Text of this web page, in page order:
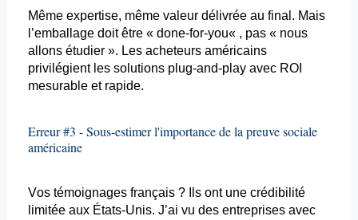
Même expertise, même valeur délivrée au final . Mais
l’emballage doit être « done-for-you« , pas « nous
allons étudier ». Les acheteurs américains
privilégient les solutions plug-and-playavec ROI
mesurable et rapide.
Erreur #3 - Sous-estimer l'importance de la preuve sociale
américaine
Vos témoignages français ? Ils ont une crédibilité
limitée aux États-Unis. J’ai vu des entreprises avec